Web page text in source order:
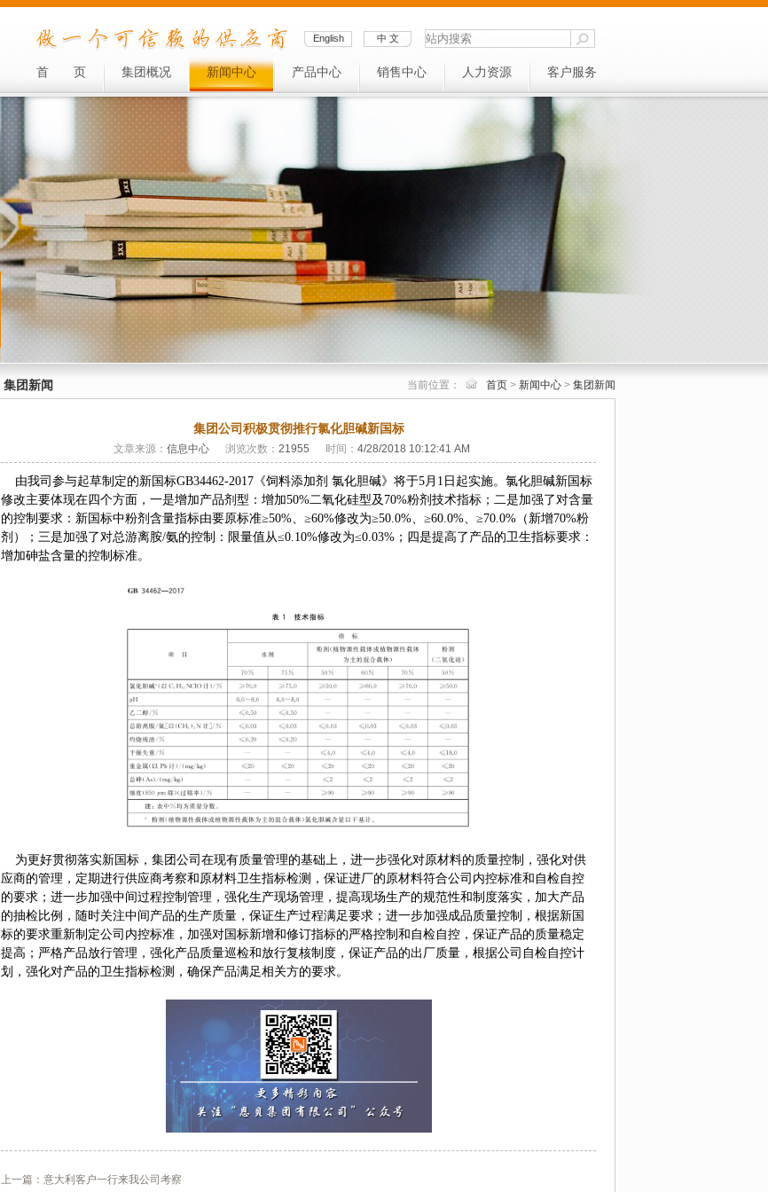
English 中 文
首 页 集团概况 新闻中心 产品中心 销售中心 人力资源 客户服务
当前位置： 首页 > 新闻中心 > 集团新闻
集团新闻
集团公司积极贯彻推行氯化胆碱新国标
文章来源： 信息中心 浏览次数： 21955 时间： 4/28/2018 10:12:41 AM
由我司参与起草制定的新国标GB34462-2017 《饲料添加剂 氯化胆碱》将于5月 1 日起实施。氯化胆碱新国标
修改主要体现在四个方面，一是增加产品剂型：增加50%二氧化硅型及 70%粉剂技术指标；二是加强了对含量
的控制要求：新国标中粉剂含量指标由要原标准≥50%、≥60%修改为≥50.0%、≥60.0%、≥70.0% （新增70%粉
剂）；三是加强了对总游离胺/氨的控制：限量值从≤0.10%修改为≤0.03% ；四是提高了产品的卫生指标要求：
增加砷盐含量的控制标准。
为更好贯彻落实新国标，集团公司在现有质量管理的基础上，进一步强化对原材料的质量控制，强化对供
应商的管理，定期进行供应商考察和原材料卫生指标检测，保证进厂的原材料符合公司内控标准和自检自控
的要求；进一步加强中间过程控制管理，强化生产现场管理，提高现场生产的规范性和制度落实，加大产品
的抽检比例，随时关注中间产品的生产质量，保证生产过程满足要求；进一步加强成品质量控制，根据新国
标的要求重新制定公司内控标准，加强对国标新增和修订指标的严格控制和自检自控，保证产品的质量稳定
提高；严格产品放行管理，强化产品质量巡检和放行复核制度，保证产品的出厂质量，根据公司自检自控计
划，强化对产品的卫生指标检测，确保产品满足相关方的要求。
上一篇： 意大利客户一行来我公司考察